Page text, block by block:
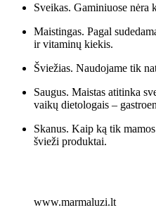
Sveikas. Gaminiuose nėra
Maistingas. Pagal
ir vitaminų kiekis.
Šviežias. Naudojame tik
Saugus. Maistas atitinka
vaikų dietologais –
Skanus. Kaip ką tik
švieži produktai.
www.marmaluzi.lt